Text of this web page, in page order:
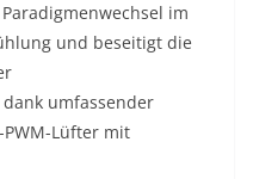
im
und beseitigt die
umfassender
Lüfter mit